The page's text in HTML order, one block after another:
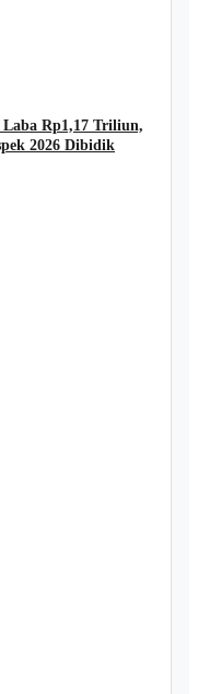
Rp1,17 Triliun,
2026 Dibidik